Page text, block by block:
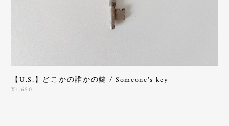
【U.S.】どこかの誰かの鍵 / Someone's key
¥1,650